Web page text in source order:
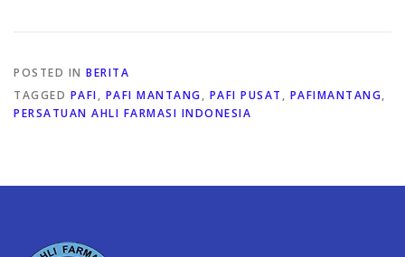
POSTED IN BERITA
TAGGED PAFI, PAFI MANTANG, PAFI PUSAT , PAFIMANTANG,
PERSATUAN AHLI FARMASI INDONESIA